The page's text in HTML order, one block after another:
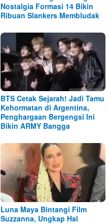
Nostalgia Formasi 14 Bikin
Ribuan Slankers Membludak
BTS Cetak Sejarah! Jadi Tamu
Kehormatan di Argentina,
Penghargaan Bergengsi Ini
Bikin ARMY Bangga
Luna Maya Bintangi Film
Suzzanna, Ungkap Hal